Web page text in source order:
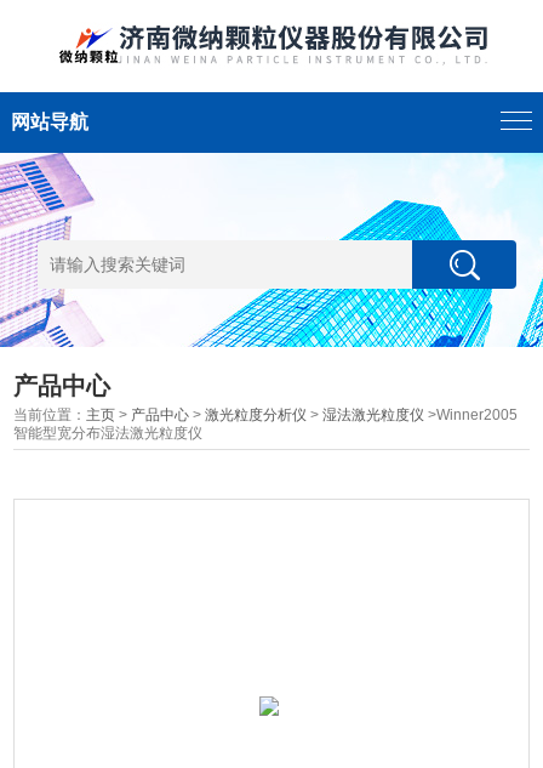
网站导航
产品中心
当前位置： 主页 > 产品中心 >激光粒度分析仪 >湿法激光粒度仪 >Winner2005
智能型宽分布湿法激光粒度仪